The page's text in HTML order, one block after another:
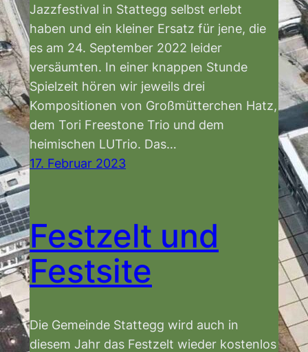
Jazzfestival in Stattegg selbst erlebt
haben und ein kleiner Ersatz für jene, die
es am 24. September 2022 leider
versäumten. In einer knappen Stunde
Spielzeit hören wir jeweils drei
Kompositionen von Großmütterchen Hatz,
dem Tori Freestone Trio und dem
heimischen LUTrio. Das…
17. Februar 2023
Festzelt und
Festsite
Die Gemeinde Stattegg wird auch in
diesem Jahr das Festzelt wieder kostenlos